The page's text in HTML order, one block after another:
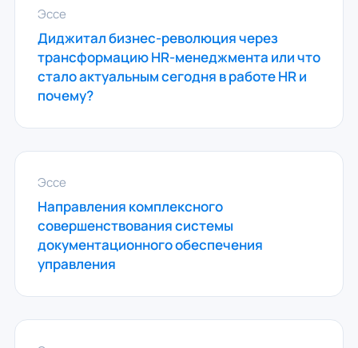
Эссе
Диджитал бизнес-революция через
трансформацию HR-менеджмента или что
стало актуальным сегодня в работе HR и
почему?
Эссе
Направления комплексного
совершенствования системы
документационного обеспечения
управления